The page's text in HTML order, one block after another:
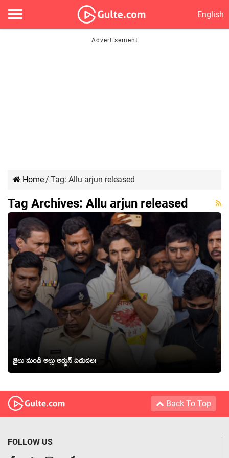
English
Home/ Tag: Allu arjun released
Tag Archives: Allu arjun released
జైలు నుండి అల్లు అర్జున్ విడుదల!
Back To Top
FOLLOW US